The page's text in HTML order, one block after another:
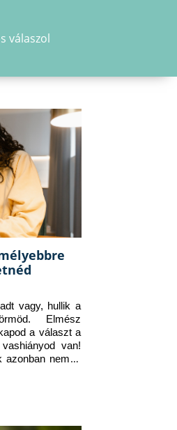
válaszol
vagy, hullik a
Elmész
a választ a
van!
azonban nem itt